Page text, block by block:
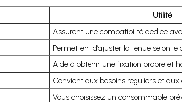
Utilité
Assurent une compatibilité dédiée
Permettent d’ajuster la tenue selon le
Aide à obtenir une fixation propre et
Convient aux besoins réguliers et aux
Vous choisissez un consommable